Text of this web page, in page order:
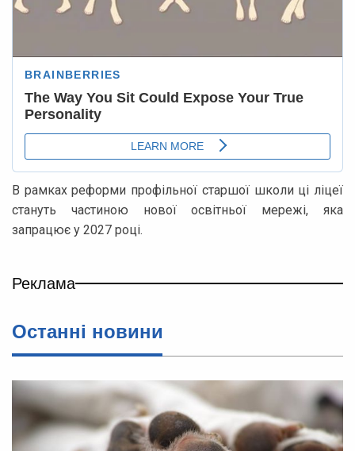
В рамках реформи профільної старшої школи ці ліцеї
стануть частиною нової освітньої мережі, яка
запрацює у 2027 році.
Реклама
Останні новини